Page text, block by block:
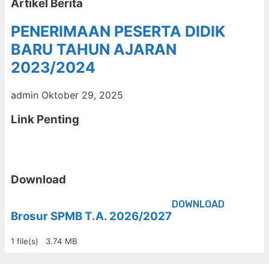
Artikel Berita
PENERIMAAN PESERTA DIDIK
BARU TAHUN AJARAN
2023/2024
admin Oktober 29, 2025
Link Penting
Download
Brosur SPMB T.A. 2026/2027
1 file(s) 3.74 MB
DOWNLOAD